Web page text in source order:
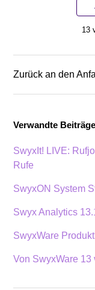
13
Zurück an den
Verwandte Beiträge
SwyxIt! LIVE:
Rufe
SwyxON System
Swyx Analytics
SwyxWare
Von SwyxWare